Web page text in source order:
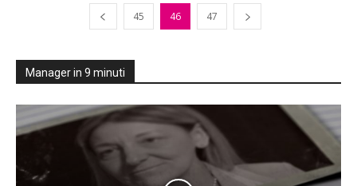
45 46 47
Manager in 9 minuti